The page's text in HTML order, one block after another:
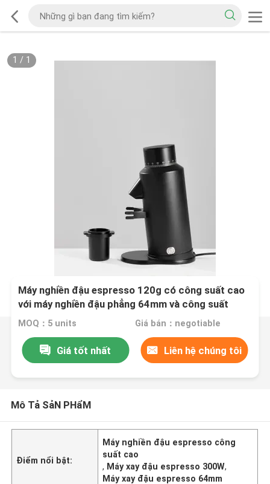
1 / 1
Máy nghiền đậu espresso 120g có công suất cao
với máy nghiền đậu phẳng 64mm và công suất
300W
MOQ：5 units Giá bán：negotiable
Giá tốt nhất Liên hệ chúng tôi
Mô Tả SảN PHẩM
Điểm nổi bật:
Máy nghiền đậu espresso công
suất cao
, Máy xay đậu espresso 300W,
Máy xay đậu espresso 64mm